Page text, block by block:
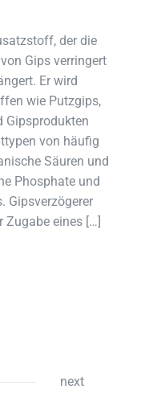
der die
Gips verringert
Er wird
wie Putzgips,
Gipsprodukten
von häufig
Säuren und
Phosphate und
Gipsverzögerer
Zugabe eines […]
next